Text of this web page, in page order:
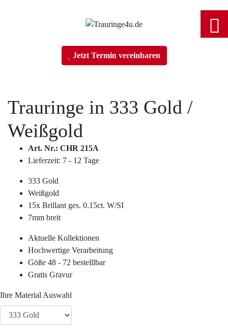
Jetzt Termin vereinbaren
Trauringe in 333 Gold /
Weißgold
Art. Nr.: CHR 215A
Lieferzeit: 7 - 12 Tage
333 Gold
Weißgold
15x Brillant ges. 0.15ct. W/SI
7mm breit
Aktuelle Kollektionen
Hochwertige Verarbeitung
Göße 48 - 72 bestelllbar
Gratis Gravur
Ihre Material Auswahl
Home
Verlobungsringe
Filialen
Ringgröße ermitteln
Ringgrößen Tabelle
Trauring-Etui kostenlos